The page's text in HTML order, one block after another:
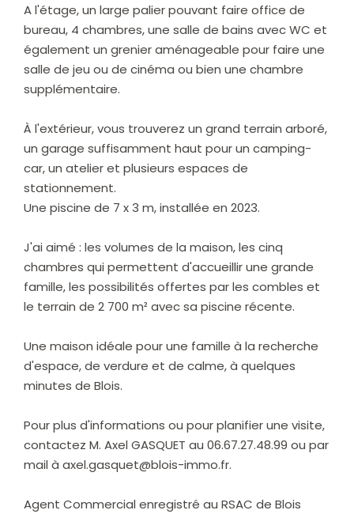
A l'étage, un large palier pouvant faire office de
bureau, 4 chambres, une salle de bains avec WC et
également un grenier aménageable pour faire une
salle de jeu ou de cinéma ou bien une chambre
supplémentaire.
À l'extérieur, vous trouverez un grand terrain arboré,
un garage suffisamment haut pour un camping-
car, un atelier et plusieurs espaces de
stationnement.
Une piscine de 7 x 3 m, installée en 2023.
J'ai aimé : les volumes de la maison, les cinq
chambres qui permettent d'accueillir une grande
famille, les possibilités offertes par les combles et
le terrain de 2 700 m² avec sa piscine récente.
Une maison idéale pour une famille à la recherche
d'espace, de verdure et de calme, à quelques
minutes de Blois.
Pour plus d'informations ou pour planifier une visite,
contactez M. Axel GASQUET au 06.67.27.48.99 ou par
mail à axel.gasquet@blois-immo.fr.
Agent Commercial enregistré au RSAC de Blois